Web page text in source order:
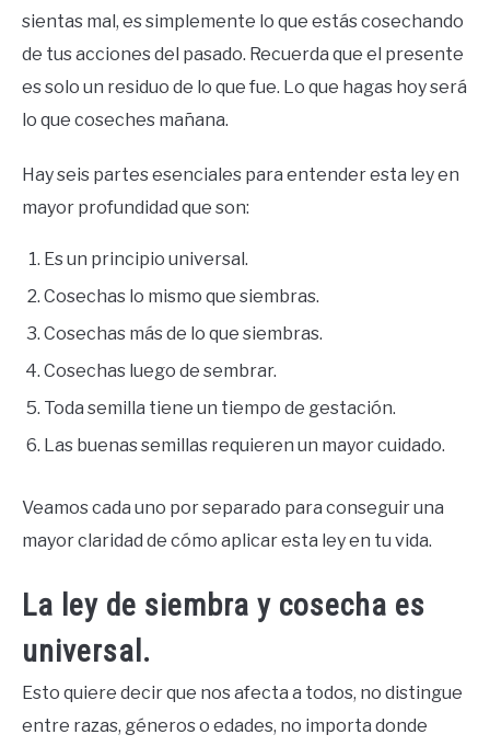
sientas mal, es simplemente lo que estás cosechando
de tus acciones del pasado. Recuerda que el presente
es solo un residuo de lo que fue. Lo que hagas hoy será
lo que coseches mañana.
Hay seis partes esenciales para entender esta ley en
mayor profundidad que son:
Es un principio universal.
Cosechas lo mismo que siembras.
Cosechas más de lo que siembras.
Cosechas luego de sembrar.
Toda semilla tiene un tiempo de gestación.
Las buenas semillas requieren un mayor cuidado.
Veamos cada uno por separado para conseguir una
mayor claridad de cómo aplicar esta ley en tu vida.
La ley de siembra y cosecha es
universal.
Esto quiere decir que nos afecta a todos, no distingue
entre razas, géneros o edades, no importa donde